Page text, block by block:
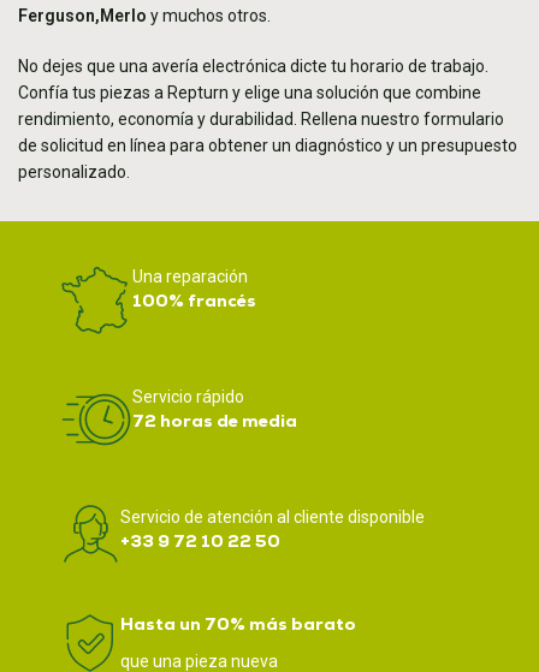
Ferguson,Merlo y muchos otros.
No dejes que una avería electrónica dicte tu horario de trabajo.
Confía tus piezas a Repturn y elige una solución que combine
rendimiento, economía y durabilidad. Rellena nuestro formulario
de solicitud en línea para obtener un diagnóstico y un presupuesto
personalizado.
Una reparación
100% francés
Servicio rápido
72 horas de media
Servicio de atención al cliente disponible
+33 9 72 10 22 50
Hasta un 70% más barato
que una pieza nueva